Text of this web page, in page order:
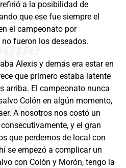
a la posibilidad de
que ese fue siempre el
el campeonato por
fueron los deseados.
Alexis y demás era estar en
que primero estaba latente
arriba. El campeonato nunca
Colón en algún momento,
A nosotros nos costó un
y el gran
que perdemos de local con
se empezó a complicar un
con Colón y Morón, tengo la